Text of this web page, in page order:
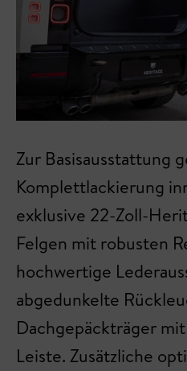
Zur Basisausstattung
Komplettlackierung
exklusive 22-Zoll-
Felgen mit robusten
hochwertige
abgedunkelte
Dachgepäckträger
Leiste. Zusätzliche